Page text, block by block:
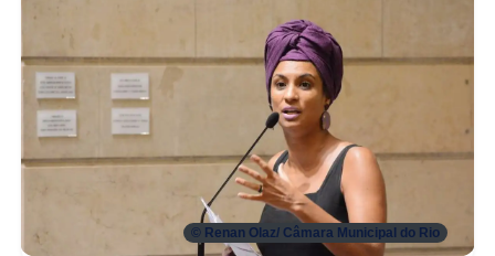
© Renan Olaz/ Câmara Municipal do Rio